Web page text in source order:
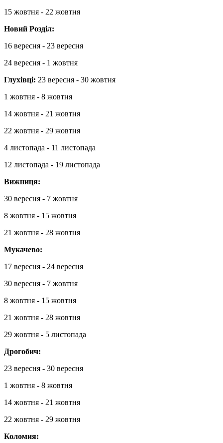
15 жовтня - 22 жовтня
Новий Розділ:
16 вересня - 23 вересня
24 вересня - 1 жовтня
Глухівці: 23 вересня - 30 жовтня
1 жовтня - 8 жовтня
14 жовтня - 21 жовтня
22 жовтня - 29 жовтня
4 листопада - 11 листопада
12 листопада - 19 листопада
Вижниця:
30 вересня - 7 жовтня
8 жовтня - 15 жовтня
21 жовтня - 28 жовтня
Мукачево:
17 вересня - 24 вересня
30 вересня - 7 жовтня
8 жовтня - 15 жовтня
21 жовтня - 28 жовтня
29 жовтня - 5 листопада
Дрогобич:
23 вересня - 30 вересня
1 жовтня - 8 жовтня
14 жовтня - 21 жовтня
22 жовтня - 29 жовтня
Коломия: